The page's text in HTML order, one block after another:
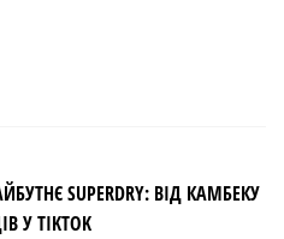
SUPERDRY: ВІД КАМБЕКУ
У TIKTOK